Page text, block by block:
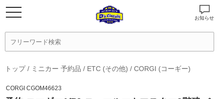
お知らせ
トップ/ ミニカー 予約品 / ETC (その他) / CORGI (コーギー)
CORGI CGOM46623